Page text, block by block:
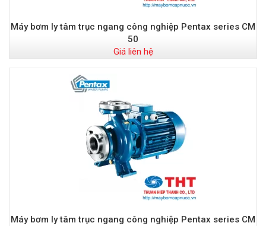
Máy bơm ly tâm trục ngang công nghiệp Pentax series CM
50
Giá liên hệ
Máy bơm ly tâm trục ngang công nghiệp Pentax series CM